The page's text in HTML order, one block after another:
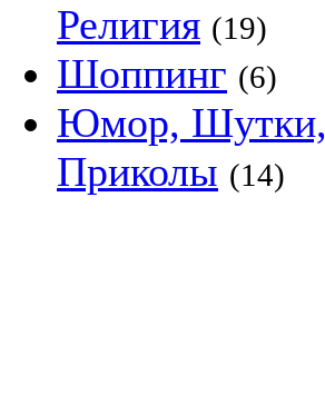
Религия (19)
Шоппинг (6)
Юмор, Шутки,
Приколы (14)